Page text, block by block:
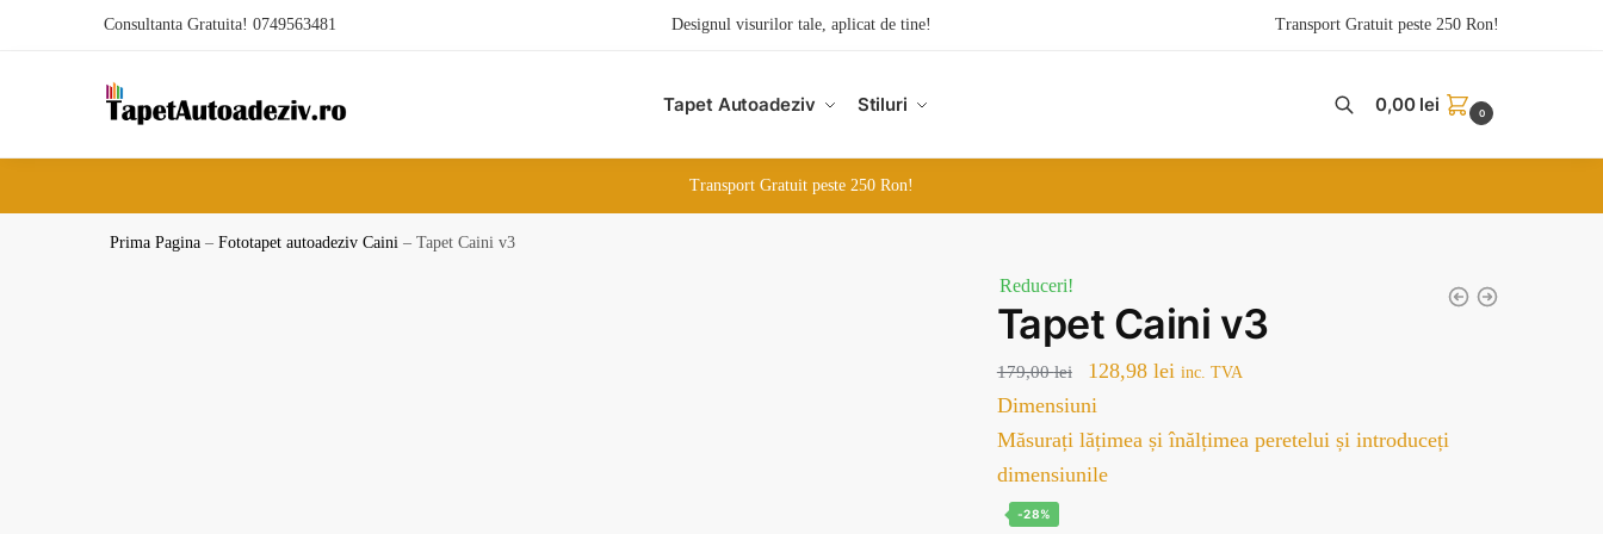
Consultanta Gratuita! 0749563481 Designul visurilor tale, aplicat de tine! Transport Gratuit peste 250 Ron!
Tapet Autoadeziv Stiluri 0,00 lei 0
Transport Gratuit peste 250 Ron!
Prima Pagina –Fototapet autoadeziv Caini –Tapet Caini v3
Reduceri!
Tapet Caini v3
179,00lei
Prețul
inițial
a
fost:
128,98 leiPrețul
este:
inc. TVA
Dimensiuni
Măsurați lățimea și înălțimea peretelui și introduceți
dimensiunile
-28%